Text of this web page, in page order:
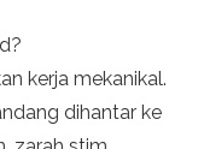
kerja mekanikal.
dihantar ke